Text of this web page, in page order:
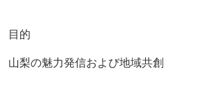
目的
山梨の魅力発信および地域共創